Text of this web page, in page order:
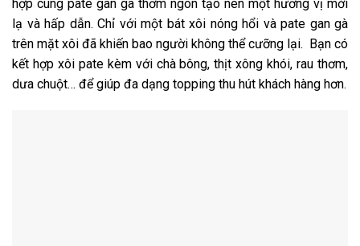
hợp cùng pate gan gà thơm ngon tạo nên một hương vị mới
lạ và hấp dẫn. Chỉ với một bát xôi nóng hổi và pate gan gà
trên mặt xôi đã khiến bao người không thể cưỡng lại. Bạn có
kết hợp xôi pate kèm với chà bông, thịt xông khói, rau thơm,
dưa chuột… để giúp đa dạng topping thu hút khách hàng hơn.